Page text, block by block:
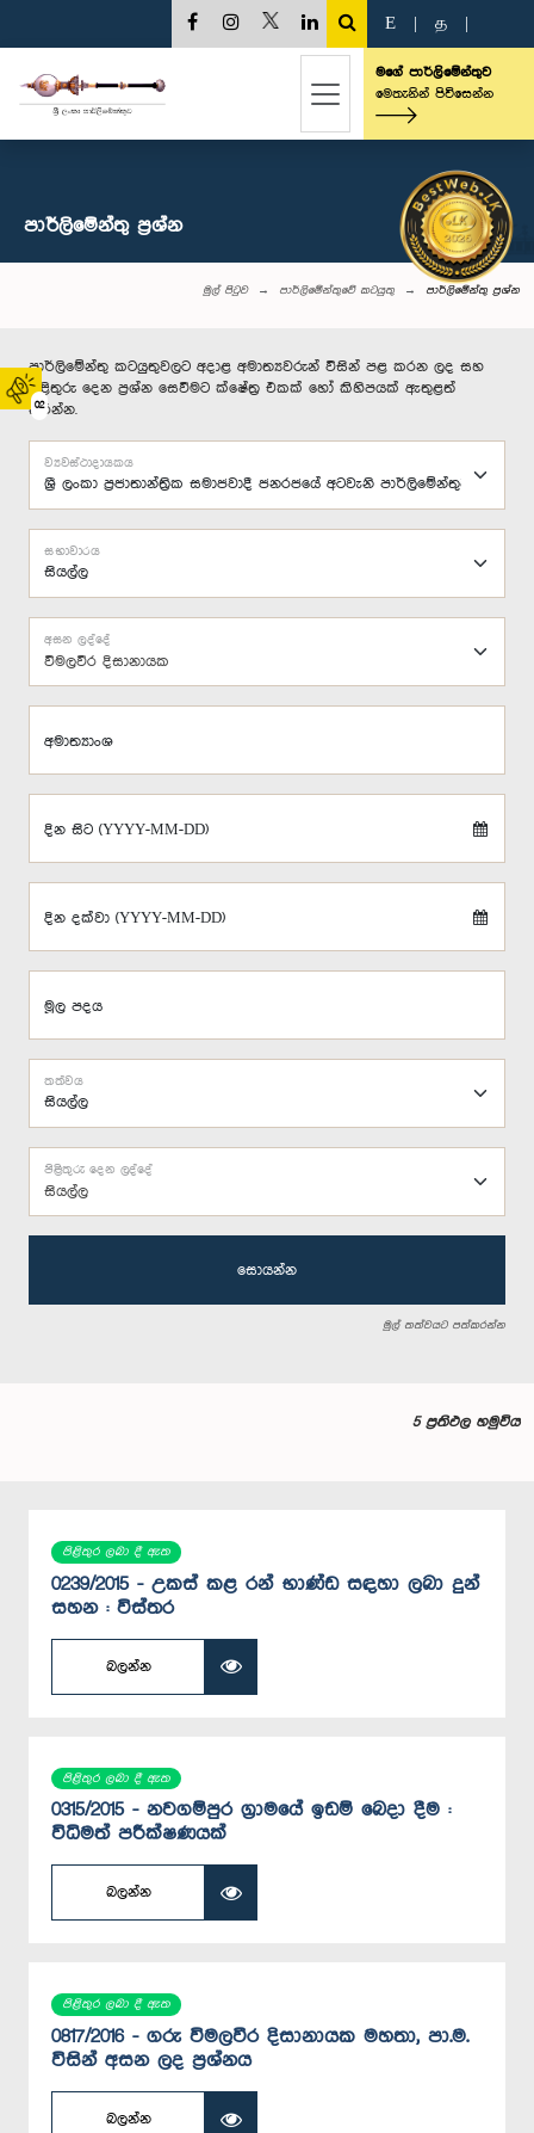
02
E த
මගේ පාර්ලිමේන්තුව
මෙතැනින් පිවිසෙන්න
පාර්ලි‌මේන්තු‌ ප්‍රශ්න
මුල් පිටුව පාර්ලිමේන්තුවේ කටයුතු පාර්ලි‌මේන්තු‌ ප්‍රශ්න
පාර්ලිමේන්තු කටයුතුවලට අදාළ අමාත්‍යවරුන් විසින් පළ කරන ලද සහ
පිළිතුරු දෙන ප්‍රශ්න සෙවීමට ක්ෂේත්‍ර එකක් හෝ කිහිපයක් ඇතුළත්
කරන්න.
ව්‍යවස්ථාදායකය
සභාවාරය
විමලවීර දිසානායක
අසන ලද්දේ
අමාත්‍යාංශ
දින සිට (YYYY-MM-DD)
දින දක්වා (YYYY-MM-DD)
මූල පදය
තත්වය
සියල්ල
පිළිතුරු දෙන ලද්දේ
සොයන්න
මුල් තත්වයට පත්කරන්න
5 ප්‍රතිඵල හමුවිය
පිළිතුර ලබා දී ඇත
0239/2015 - උකස් කළ රන් භාණ්ඩ සඳහා ලබා දුන්
සහන : විස්තර
බලන්න
පිළිතුර ලබා දී ඇත
0315/2015 - නවගම්පුර ග්‍රාමයේ ඉඩම් බෙදා දීම :
විධිමත් පරීක්ෂණයක්
බලන්න
පිළිතුර ලබා දී ඇත
0817/2016 - ගරු විමලවීර දිසානායක මහතා, පා.ම.
විසින් අසන ලද ප්‍රශ්නය
බලන්න